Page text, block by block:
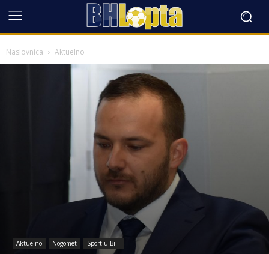
Naslovnica Aktuelno
Aktuelno Nogomet Sport u BiH